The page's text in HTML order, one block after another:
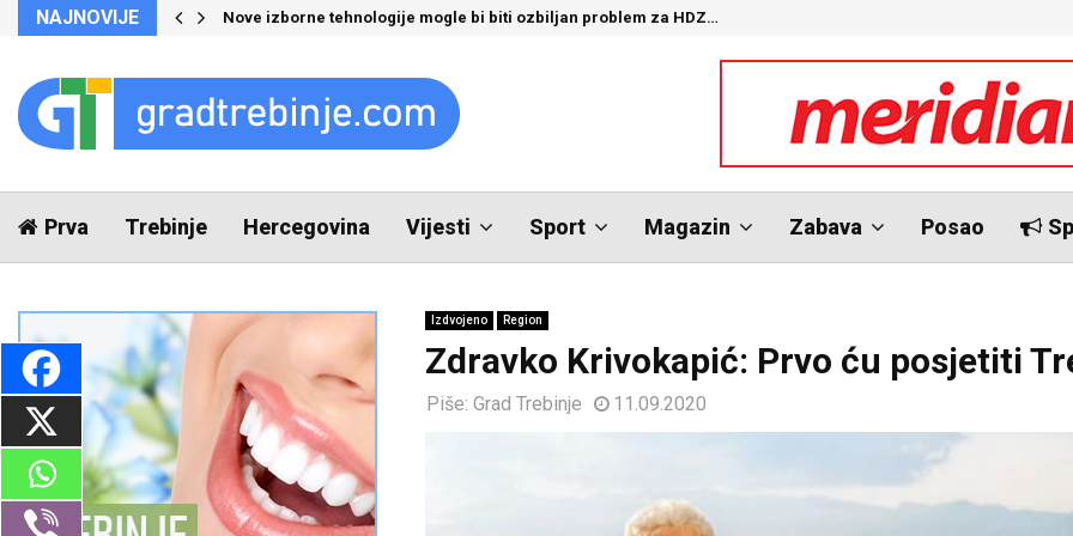
NAJNOVIJE Nove izborne tehnologije mogle bi biti ozbiljan problem za HDZ…
Prva Trebinje Hercegovina Vijesti Sport Magazin Zabava Posao
Izdvojeno Region
Zdravko Krivokapić: Prvo ću posjetiti
Piše: Grad Trebinje 11.09.2020